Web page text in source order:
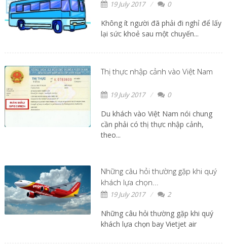
19 July 2017 0
Không ít người đã phải đi nghỉ để lấy
lại sức khoẻ sau một chuyến...
Thị thực nhập cảnh vào Việt Nam
19 July 2017 0
Du khách vào Việt Nam nói chung
cần phải có thị thực nhập cảnh,
theo...
Những câu hỏi thường gặp khi quý
khách lựa chọn...
19 July 2017 2
Những câu hỏi thường gặp khi quý
khách lựa chọn bay Vietjet air